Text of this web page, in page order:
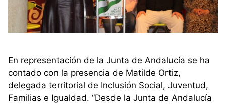
En representación de la Junta de Andalucía se ha
contado con la presencia de Matilde Ortiz,
delegada territorial de Inclusión Social, Juventud,
Familias e Igualdad. “Desde la Junta de Andalucía